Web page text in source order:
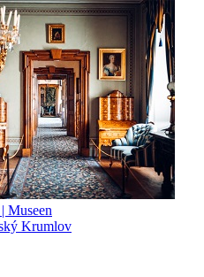
Museen
Krumlov